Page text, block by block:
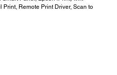
Print, Remote Print Driver, Scan to